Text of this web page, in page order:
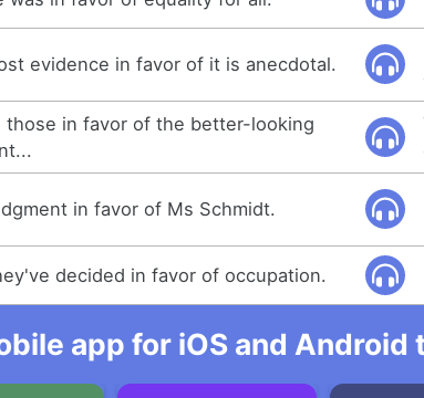
evidence in favor of it is anecdotal.
those in favor of the better-looking
in favor of Ms Schmidt.
decided in favor of occupation.
app for iOS and